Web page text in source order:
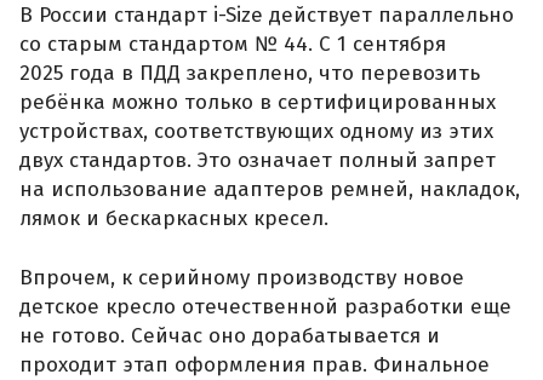
В России стандарт i-Size действует параллельно
со старым стандартом № 44. С 1 сентября
2025 года в ПДД закреплено, что перевозить
ребёнка можно только в сертифицированных
устройствах, соответствующих одному из этих
двух стандартов. Это означает полный запрет
на использование адаптеров ремней, накладок,
лямок и бескаркасных кресел.
Впрочем, к серийному производству новое
детское кресло отечественной разработки еще
не готово. Сейчас оно дорабатывается и
проходит этап оформления прав. Финальное